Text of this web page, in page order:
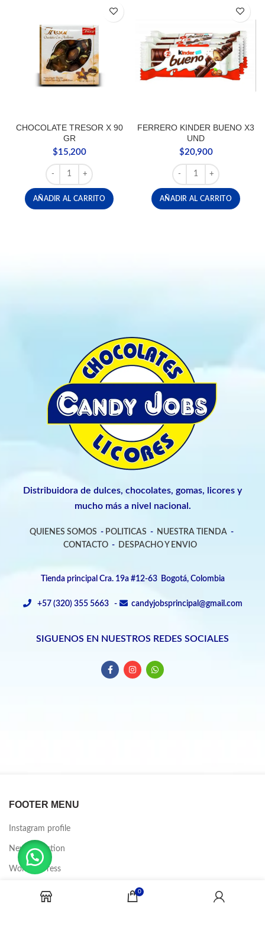
CHOCOLATE TRESOR X 90
GR
$15,200
CHOCOLATE TRESOR X 90 GR cantidad
AÑADIR AL CARRITO
FERRERO KINDER BUENO X3
UND
$20,900
FERRERO KINDER
AÑADIR AL CARRITO
Distribuidora de dulces, chocolates, gomas, licores y
mucho más a nivel nacional.
QUIENES SOMOS - POLITICAS - NUESTRA TIENDA -
CONTACTO- DESPACHO Y ENVIO
Tienda principal Cra. 19a #12-63 Bogotá, Colombia
+57 (320) 355 5663 - candyjobsprincipal@gmail.com
SIGUENOS EN NUESTROS REDES SOCIALES
FOOTER MENU
Instagram profile
New Collection
Woman Dress
Contact Us 0